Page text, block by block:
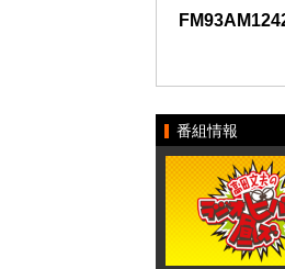
番組情報